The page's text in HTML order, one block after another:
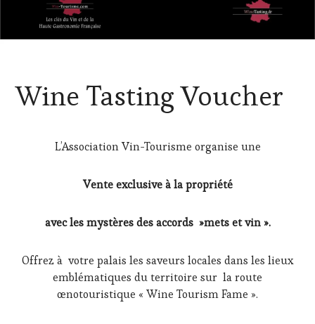
Wine Tasting Voucher
L’Association Vin-Tourisme organise une
Vente exclusive à la propriété
avec les mystères des accords »mets et vin ».
Offrez à votre palais les saveurs locales dans les lieux
emblématiques du territoire sur la route
œnotouristique « Wine Tourism Fame ».